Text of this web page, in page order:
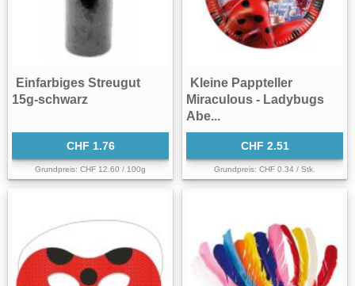
Einfarbiges Streugut
15g-schwarz
CHF 1.76
Grundpreis: CHF 12.60 / 100g
Kleine Pappteller
Miraculous - Ladybugs
Abe...
CHF 2.51
Grundpreis: CHF 0.34 / Stk.